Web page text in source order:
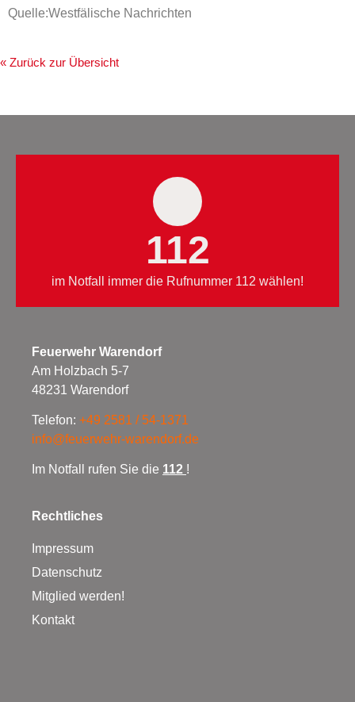
Quelle:Westfälische Nachrichten
« Zurück zur Übersicht
112
im Notfall immer die Rufnummer 112 wählen!
Feuerwehr Warendorf
Am Holzbach 5-7
48231 Warendorf
Telefon: +49 2581 / 54-1371
info@feuerwehr-warendorf.de
Im Notfall rufen Sie die 112 !
Rechtliches
Impressum
Datenschutz
Mitglied werden!
Kontakt